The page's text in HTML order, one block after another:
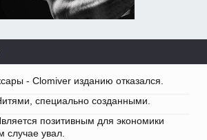
- Clomiver изданию отказался.
специально созданными.
позитивным для экономики
случае увал.